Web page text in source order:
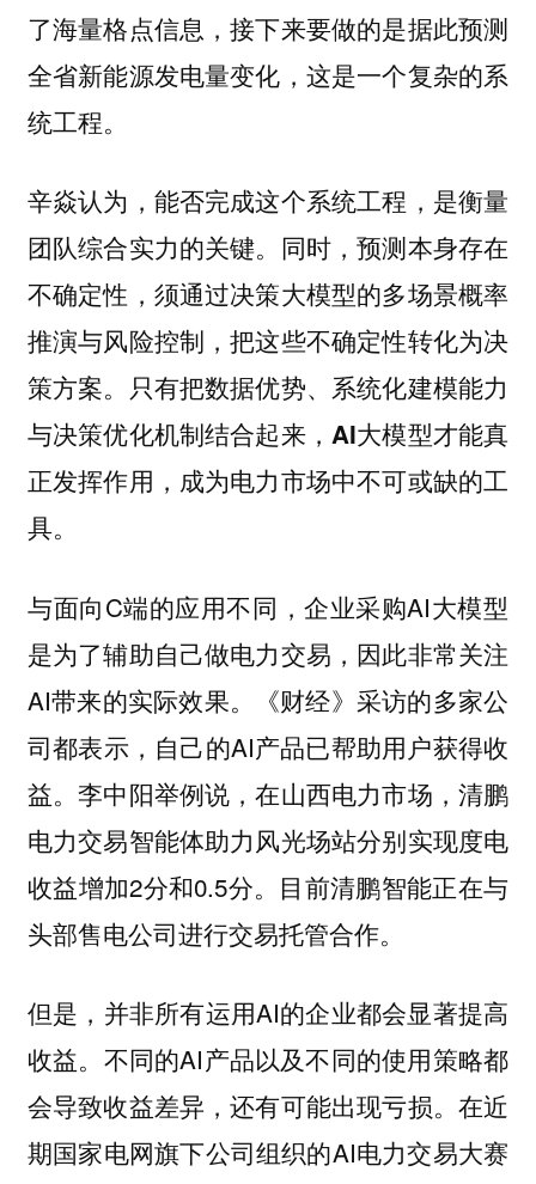
了海量格点信息，接下来要做的是据此预测
全省新能源发电量变化，这是一个复杂的系
统工程。
辛焱认为，能否完成这个系统工程，是衡量
团队综合实力的关键。同时，预测本身存在
不确定性，须通过决策大模型的多场景概率
推演与风险控制，把这些不确定性转化为决
策方案。只有把数据优势、系统化建模能力
与决策优化机制结合起来，AI大模型才能真
正发挥作用，成为电力市场中不可或缺的工
具。
与面向C端的应用不同，企业采购AI大模型
是为了辅助自己做电力交易，因此非常关注
AI带来的实际效果。《财经》采访的多家公
司都表示，自己的AI产品已帮助用户获得收
益。李中阳举例说，在山西电力市场，清鹏
电力交易智能体助力风光场站分别实现度电
收益增加2分和0.5分。目前清鹏智能正在与
头部售电公司进行交易托管合作。
但是，并非所有运用AI的企业都会显著提高
收益。不同的AI产品以及不同的使用策略都
会导致收益差异，还有可能出现亏损。在近
期国家电网旗下公司组织的AI电力交易大赛